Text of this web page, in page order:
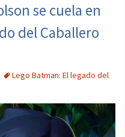
se cuela en
del Caballero
Lego Batman: El legado del